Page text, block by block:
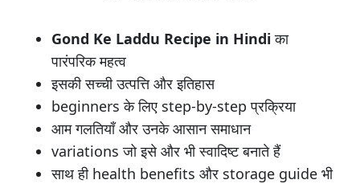
Gond Ke Laddu Recipe in Hindiका
पारंपरिक महत्व
इसकी सच्ची उत्पत्ति और इतिहास
beginners के लिए step-by-step प्रक्रिया
आम गलतियाँ और उनके आसान समाधान
variations जो इसे और भी स्वादिष्ट बनाते हैं
साथ ही health benefits और storage guide भी